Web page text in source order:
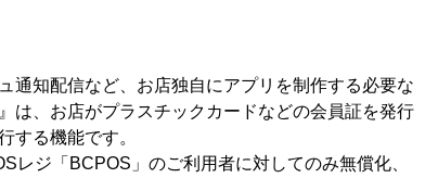
通知配信など、お店独自にアプリを制作する必要な
は、お店がプラスチックカードなどの会員証を発行
する機能です。
レジ「BCPOS」のご利用者に対してのみ無償化、